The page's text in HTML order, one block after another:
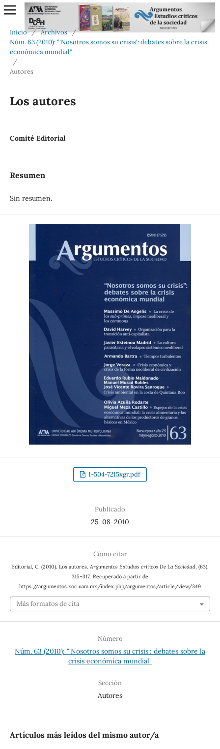
Inicio / Archivos /
Núm. 63 (2010): "'Nosotros somos su crisis': debates sobre la crisis
económica mundial"
/
Autores
Los autores
Comité Editorial
Resumen
Sin resumen.
1-504-7215xgr.pdf
Publicado
25-08-2010
Cómo citar
Editorial, C. (2010). Los autores. Argumentos Estudios críticos De La Sociedad, (63),
315–317. Recuperado a partir de
https://argumentos.xoc.uam.mx/index.php/argumentos/article/view/349
Más formatos de cita
Número
Núm. 63 (2010): "'Nosotros somos su crisis': debates sobre la
crisis económica mundial"
Sección
Autores
Artículos más leídos del mismo autor/a